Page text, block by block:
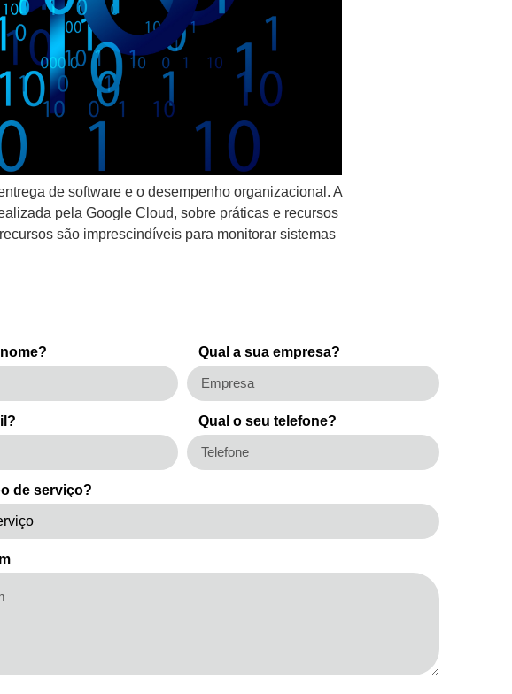
de software e o desempenho organizacional. A
pela Google Cloud, sobre práticas e recursos
são imprescindíveis para monitorar sistemas
Qual a sua empresa?
Qual o seu telefone?
de serviço?